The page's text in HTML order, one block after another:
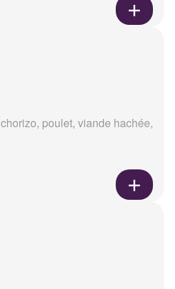
poulet, viande hachée,